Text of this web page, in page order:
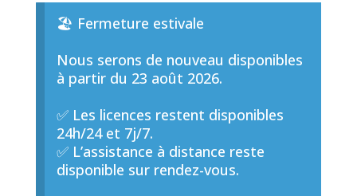
🏖️ Fermeture estivale
Nous serons de nouveau disponibles
à partir du 23 août 2026.
✅ Les licences restent disponibles
24h/24 et 7j/7.
✅ L’assistance à distance reste
disponible sur rendez-vous.